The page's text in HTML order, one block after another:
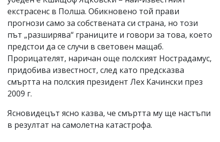
коментар,
моля
сигнализирайте
ни!
екстрасенс в Полша. Обикновено той прави
прогнози само за собствената си страна, но този
път „разширява“ границите и говори за това, което
предстои да се случи в световен мащаб.
Прорицателят, наричан още полският Нострадамус,
придобива известност, след като предсказва
смъртта на полския президент Лех Качински през
2009 г.
Ясновидецът ясно казва, че смъртта му ще настъпи
в резултат на самолетна катастрофа.